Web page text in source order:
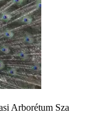
Arborétum Sza